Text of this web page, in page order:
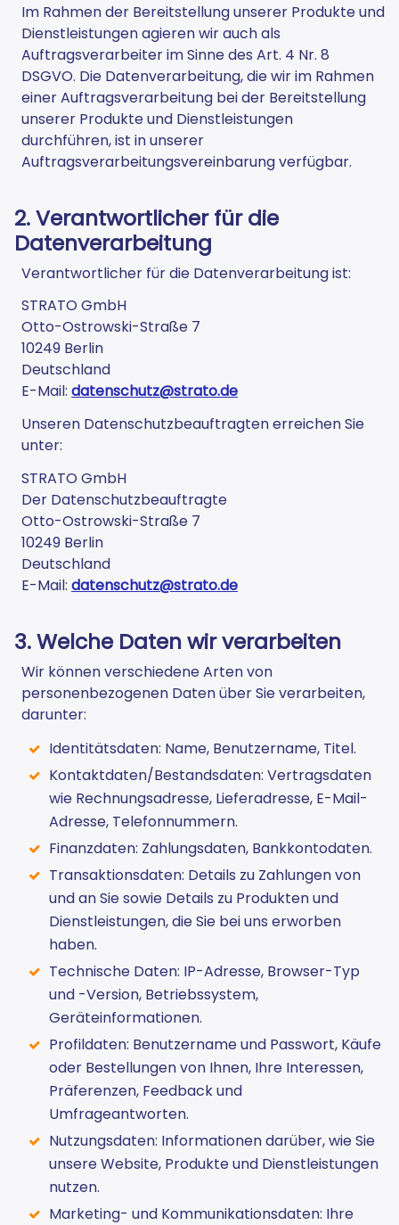
Im Rahmen der Bereitstellung unserer Produkte und
Dienstleistungen agieren wir auch als
Auftragsverarbeiter im Sinne des Art. 4 Nr. 8
DSGVO. Die Datenverarbeitung, die wir im Rahmen
einer Auftragsverarbeitung bei der Bereitstellung
unserer Produkte und Dienstleistungen
durchführen, ist in unserer
Auftragsverarbeitungsvereinbarung verfügbar.
2. Verantwortlicher für die
Datenverarbeitung
Verantwortlicher für die Datenverarbeitung ist:
STRATO GmbH
Otto-Ostrowski-Straße 7
10249 Berlin
Deutschland
E-Mail: datenschutz@strato.de
Unseren Datenschutzbeauftragten erreichen Sie
unter:
STRATO GmbH
Der Datenschutzbeauftragte
Otto-Ostrowski-Straße 7
10249 Berlin
Deutschland
E-Mail: datenschutz@strato.de
3. Welche Daten wir verarbeiten
Wir können verschiedene Arten von
personenbezogenen Daten über Sie verarbeiten,
darunter:
Identitätsdaten: Name, Benutzername, Titel.
Kontaktdaten/Bestandsdaten: Vertragsdaten
wie Rechnungsadresse, Lieferadresse, E-Mail-
Adresse, Telefonnummern.
Finanzdaten: Zahlungsdaten, Bankkontodaten.
Transaktionsdaten: Details zu Zahlungen von
und an Sie sowie Details zu Produkten und
Dienstleistungen, die Sie bei uns erworben
haben.
Technische Daten: IP-Adresse, Browser-Typ
und -Version, Betriebssystem,
Geräteinformationen.
Profildaten: Benutzername und Passwort, Käufe
oder Bestellungen von Ihnen, Ihre Interessen,
Präferenzen, Feedback und
Umfrageantworten.
Nutzungsdaten: Informationen darüber, wie Sie
unsere Website, Produkte und Dienstleistungen
nutzen.
Marketing- und Kommunikationsdaten: Ihre